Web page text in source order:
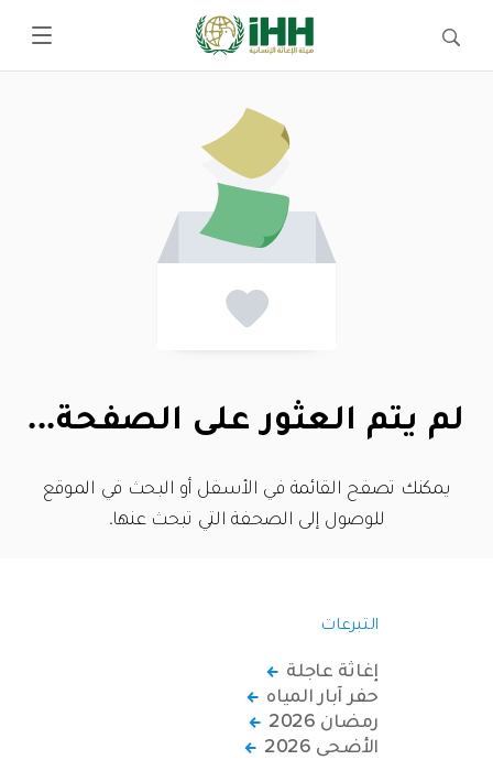
لم يتم العثور على الصفحة...
يمكنك تصفح القائمة في الأسفل أو البحث في الموقع
للوصول إلى الصحفة التي تبحث عنها.
التبرعات
إغاثة عاجلة
حفر آبار المياه
رمضان 2026
الأضحى 2026